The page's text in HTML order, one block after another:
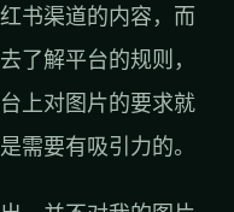
书渠道的内容，而
了解平台的规则，
上对图片的要求就
需要有吸引力的。